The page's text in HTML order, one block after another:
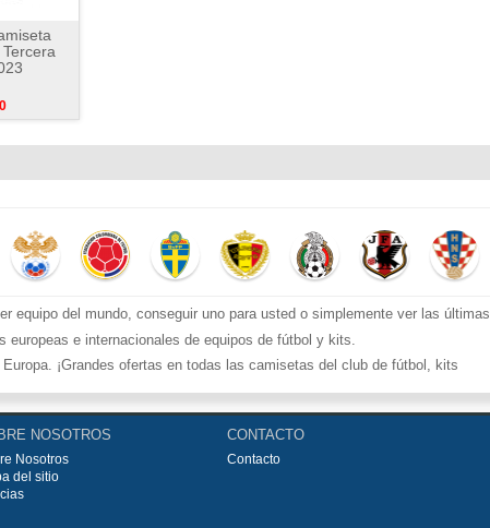
equipo del mundo, conseguir uno para usted o simplemente ver las últimas
e internacionales de equipos de fútbol y kits.
¡Grandes ofertas en todas las camisetas del club de fútbol, ​​kits
y un portero a partir de €15.5. Diseños de fútbol únicos. Envío
NOSOTROS
Nosotros
del sitio
CONTACTO
Contacto